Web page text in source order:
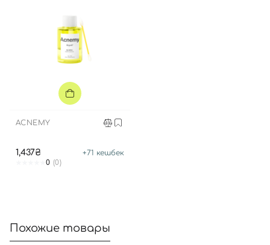
ACNEMY
1,437₴ +71 кешбек
0 (0)
Похожие товары